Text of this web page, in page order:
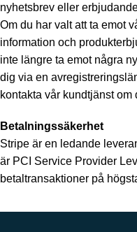
nyhetsbrev eller
Om du har valt att ta emot
information och
inte längre ta emot några
dig via en
kontakta vår kundtjänst om
Betalningssäkerhet
Stripe är en ledande
är PCI Service Provider
betaltransaktioner på